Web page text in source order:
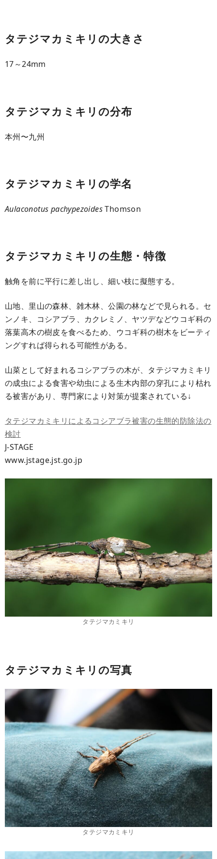
タテジマカミキリの大きさ
17～24mm
タテジマカミキリの分布
本州〜九州
タテジマカミキリの学名
Aulaconotus pachypezoidesThomson
タテジマカミキリの生態・特徴
触角を前に平行に差し出し、細い枝に擬態する。
山地、里山の森林、雑木林、公園の林などで見られる。セ
ンノキ、コシアブラ、カクレミノ、ヤツデなどウコギ科の
落葉高木の樹皮を食べるため、ウコギ科の樹木をビーティ
ングすれば得られる可能性がある。
山菜として好まれるコシアブラの木が、タテジマカミキリ
の成虫による食害や幼虫による生木内部の穿孔により枯れ
る被害があり、専門家により対策が提案されている↓
タテジマカミキリによるコシアブラ被害の生態的防除法の
検討
J-STAGE
www.jstage.jst.go.jp
タテジマカミキリ
タテジマカミキリの写真
タテジマカミキリ